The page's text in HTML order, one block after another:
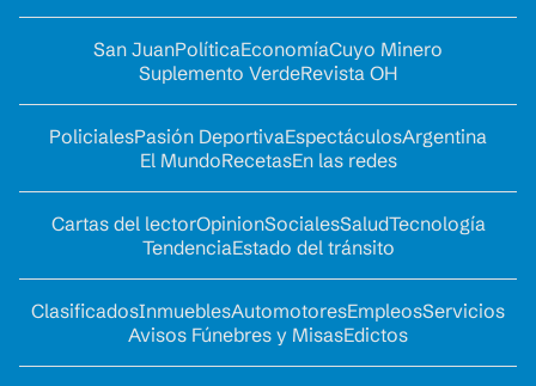
San JuanPolíticaEconomíaCuyo Minero
Suplemento VerdeRevista OH
PolicialesPasión DeportivaEspectáculosArgentina
El MundoRecetasEn las redes
Cartas del lectorOpinionSocialesSaludTecnología
TendenciaEstado del tránsito
ClasificadosInmueblesAutomotoresEmpleosServicios
Avisos Fúnebres y MisasEdictos